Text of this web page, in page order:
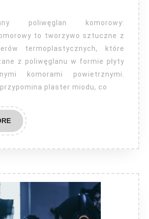
to tworzywo sztuczne z
termoplastycznych, które
z poliwęglanu w formie płyty
komorami powietrznymi.
plaster miodu, co
READ
MORE